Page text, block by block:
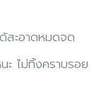
สะอาดหมดจด
ะ ไม่ทิ้งคราบรอย